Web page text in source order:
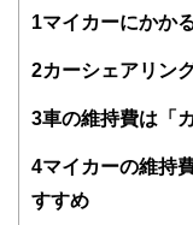
得者を中
験者で構
護士、税理
1 マイカーにかか
2カーシェアリン
3車の維持費は「
4マイカーの維持
すすめ